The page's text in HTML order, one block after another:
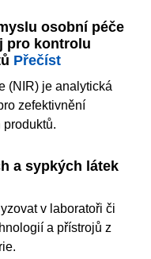
osobní péče
pro kontrolu
Přečíst
(NIR) je analytická
zefektivnění
produktů.
a sypkých látek
v laboratoři či
a přístrojů z